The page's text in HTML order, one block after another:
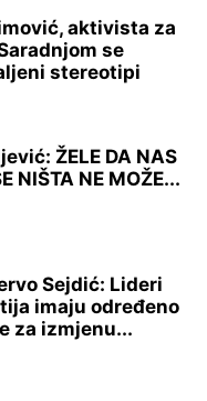
aktivista za
se
stereotipi
ŽELE DA NAS
NIŠTA NE MOŽE...
Sejdić: Lideri
imaju određeno
za izmjenu...